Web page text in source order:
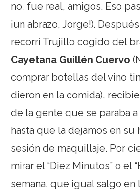
no, fue real, amigos. Eso
¡un abrazo, Jorge!).
recorrí Trujillo cogido del
Cayetana Guillén Cuervo
comprar botellas del vino
dieron en la comida),
de la gente que se paraba
hasta que la dejamos en su
sesión de maquillaje. Por
mirar el “Diez Minutos” o el
semana, que igual salgo en